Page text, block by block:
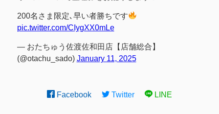
200名さま限定､早い者勝ちです
pic.twitter.com/CIygXX0mLe
— おたちゅう佐渡佐和田店【店舗総合】
(@otachu_sado) January 11, 2025
Facebook Twitter LINE